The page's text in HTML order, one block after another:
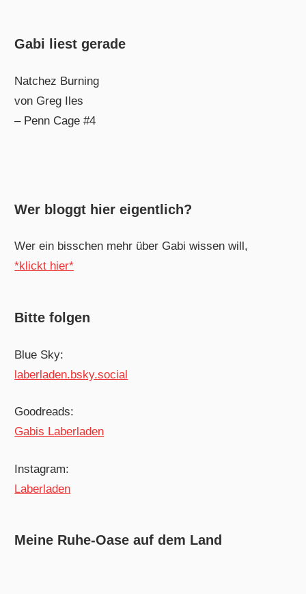
Gabi liest gerade
Natchez Burning
von Greg Iles
– Penn Cage #4
Wer bloggt hier eigentlich?
Wer ein bisschen mehr über Gabi wissen will,
*klickt hier*
Bitte folgen
Blue Sky:
laberladen.bsky.social
Goodreads:
Gabis Laberladen
Instagram:
Laberladen
Meine Ruhe-Oase auf dem Land